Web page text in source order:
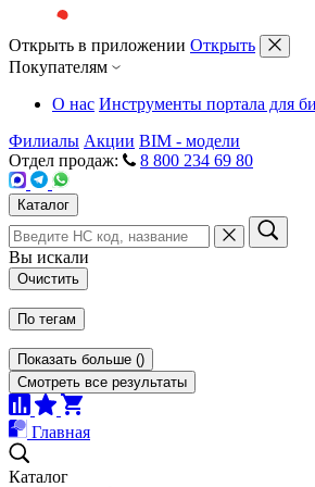
Открыть в приложении Открыть
Покупателям
О нас Инструменты портала для
Филиалы Акции BIM - модели
Отдел продаж:
8 800 234 69 80
Каталог
Вы искали
Очистить
По тегам
Показать больше ()
Смотреть все результаты
Главная
Каталог